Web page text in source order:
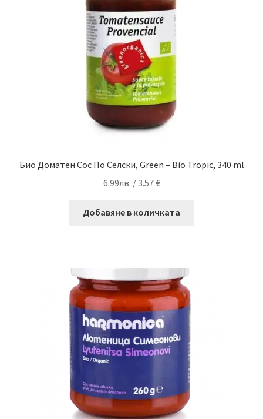
Био Доматен Сос По Селски, Green – Bio Tropic, 340 ml
6.99лв. / 3.57 €
Добавяне в количката